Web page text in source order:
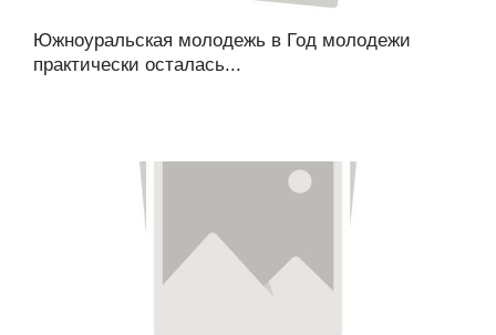
Южноуральская молодежь в Год молодежи
практически осталась...